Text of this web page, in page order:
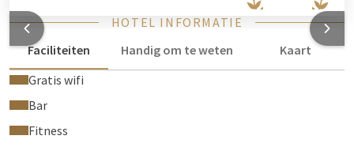
HOTEL INFORMATIE
Faciliteiten
Handig om te weten
Kaart
Gratis wifi
Bar
Fitness